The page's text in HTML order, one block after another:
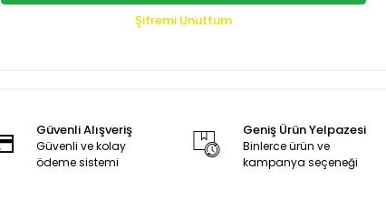
Şifremi Unuttum
Güvenli Alışveriş
Güvenli ve kolay
ödeme sistemi
Geniş Ürün Yelpazesi
Binlerce ürün ve
kampanya seçeneği